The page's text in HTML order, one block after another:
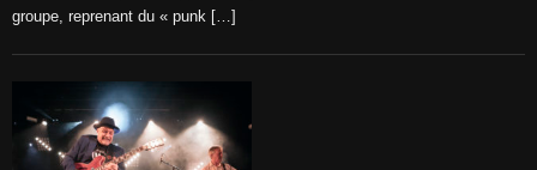
groupe, reprenant du « punk […]